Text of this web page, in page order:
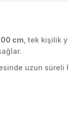
cm , tek kişilik
uzun